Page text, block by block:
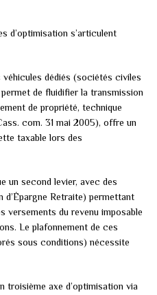
d’optimisation s’articulent
véhicules dédiés (sociétés civiles
de fluidifier la transmission
de propriété, technique
com. 31 mai 2005), offre un
taxable lors des
un second levier, avec des
d’Épargne Retraite) permettant
versements du revenu imposable
Le plafonnement de ces
sous conditions) nécessite
troisième axe d’optimisation via